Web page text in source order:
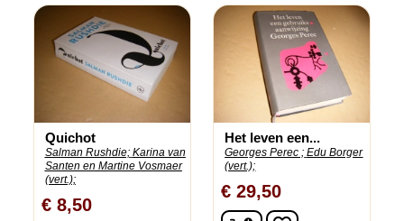
Quichot
Salman Rushdie; Karina van
Santen en Martine Vosmaer
(vert.);
€ 8,50
Het leven een...
Georges Perec ; Edu Borger
(vert.);
€ 29,50
In winkelwagen